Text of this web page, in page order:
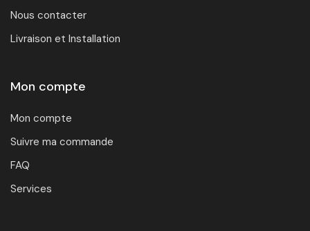
Nous contacter
Livraison et Installation
Mon compte
Mon compte
Suivre ma commande
FAQ
Services